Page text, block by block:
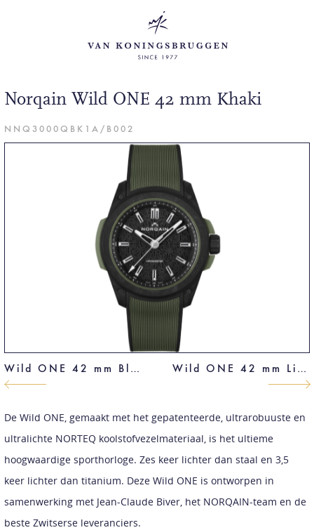
Norqain Wild ONE 42 mm Khaki
NNQ3000QBK1A/B002
Wild ONE 42 mm Blue Wild ONE 42 mm Limited Edition
De Wild ONE, gemaakt met het gepatenteerde, ultrarobuuste en
ultralichte NORTEQ koolstofvezelmateriaal, is het ultieme
hoogwaardige sporthorloge. Zes keer lichter dan staal en 3,5
keer lichter dan titanium. Deze Wild ONE is ontworpen in
samenwerking met Jean-Claude Biver, het NORQAIN-team en de
beste Zwitserse leveranciers.